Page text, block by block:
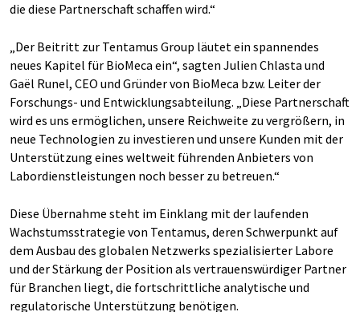
die diese Partnerschaft schaffen wird.“
„Der Beitritt zur Tentamus Group läutet ein spannendes
neues Kapitel für BioMeca ein“, sagten Julien Chlasta und
Gaël Runel, CEO und Gründer von BioMeca bzw. Leiter der
Forschungs- und Entwicklungsabteilung. „Diese Partnerschaft
wird es uns ermöglichen, unsere Reichweite zu vergrößern, in
neue Technologien zu investieren und unsere Kunden mit der
Unterstützung eines weltweit führenden Anbieters von
Labordienstleistungen noch besser zu betreuen.“
Diese Übernahme steht im Einklang mit der laufenden
Wachstumsstrategie von Tentamus, deren Schwerpunkt auf
dem Ausbau des globalen Netzwerks spezialisierter Labore
und der Stärkung der Position als vertrauenswürdiger Partner
für Branchen liegt, die fortschrittliche analytische und
regulatorische Unterstützung benötigen.